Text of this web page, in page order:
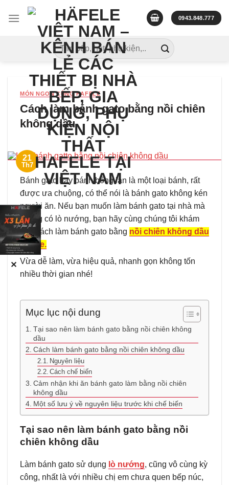
0943.848.777
Tìm
kiếm:
MÓN NGON CÙNG HAFELE
Cách làm bánh gato bằng nồi chiên
không dầu
21
Th7
Bánh gato hay bánh bông lan là một loại bánh, rất
được ưa chuộng, có thể nói là bánh gato không kén
người ăn. Nếu bạn muốn làm bánh gato tại nhà mà
không có lò nướng, bạn hãy cùng chúng tôi khám
phá cách làm bánh gato bằng nồi chiên không dầu
Hafele.
Vừa dễ làm, vừa hiệu quả, nhanh gọn không tốn
nhiều thời gian nhé!
Mục lục nội dung
Tại sao nên làm bánh gato bằng nồi chiên không
dầu
Cách làm bánh gato bằng nồi chiên không dầu
Nguyên liệu
Cách chế biến
Cảm nhận khi ăn bánh gato làm bằng nồi chiên
không dầu
Một số lưu ý về nguyên liệu trước khi chế biến
Tại sao nên làm bánh gato bằng nồi
chiên không dầu
Làm bánh gato sử dụng lò nướng, cũng vô cùng kỳ
công, nhất là với nhiều chị em chưa quen bếp núc,
✕